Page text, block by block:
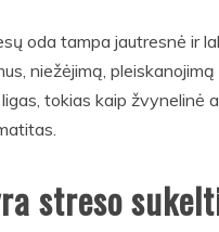
oda tampa jautresnė ir
niežėjimą,
tokias kaip žvynelinė
streso